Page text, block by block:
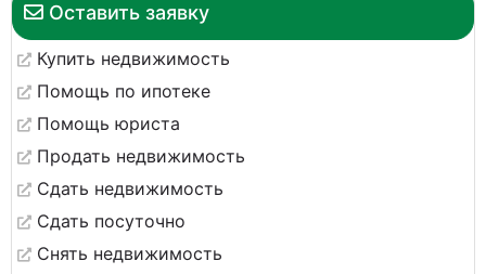
Оставить заявку
Купить недвижимость
Помощь по ипотеке
Помощь юриста
Продать недвижимость
Сдать недвижимость
Сдать посуточно
Снять недвижимость